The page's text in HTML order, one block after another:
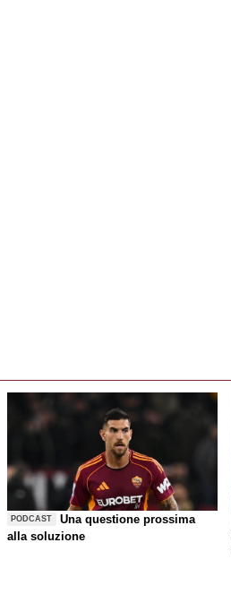
PODCAST
Una questione prossima
alla soluzione